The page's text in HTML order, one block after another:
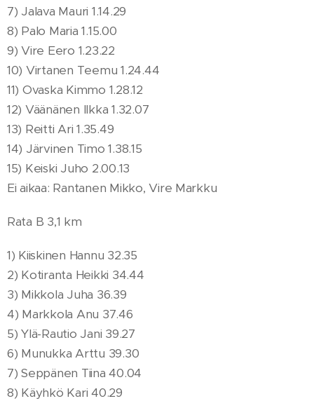
7) Jalava Mauri 1.14.29
8) Palo Maria 1.15.00
9) Vire Eero 1.23.22
10) Virtanen Teemu 1.24.44
11) Ovaska Kimmo 1.28.12
12) Väänänen Ilkka 1.32.07
13) Reitti Ari 1.35.49
14) Järvinen Timo 1.38.15
15) Keiski Juho 2.00.13
Ei aikaa: Rantanen Mikko, Vire Markku
Rata B 3,1 km
1) Kiiskinen Hannu 32.35
2) Kotiranta Heikki 34.44
3) Mikkola Juha 36.39
4) Markkola Anu 37.46
5) Ylä-Rautio Jani 39.27
6) Munukka Arttu 39.30
7) Seppänen Tiina 40.04
8) Käyhkö Kari 40.29